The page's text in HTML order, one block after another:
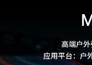
高端户
应用平台：户